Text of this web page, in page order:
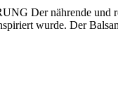
Der nährende und
wurde. Der